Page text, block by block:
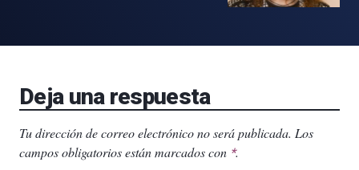
Deja una respuesta
Tu dirección de correo electrónico no será publicada. Los
campos obligatorios están marcados con *.